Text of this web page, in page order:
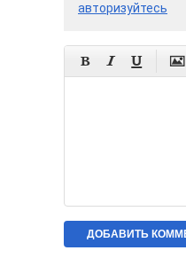
авторизуйтесь
   